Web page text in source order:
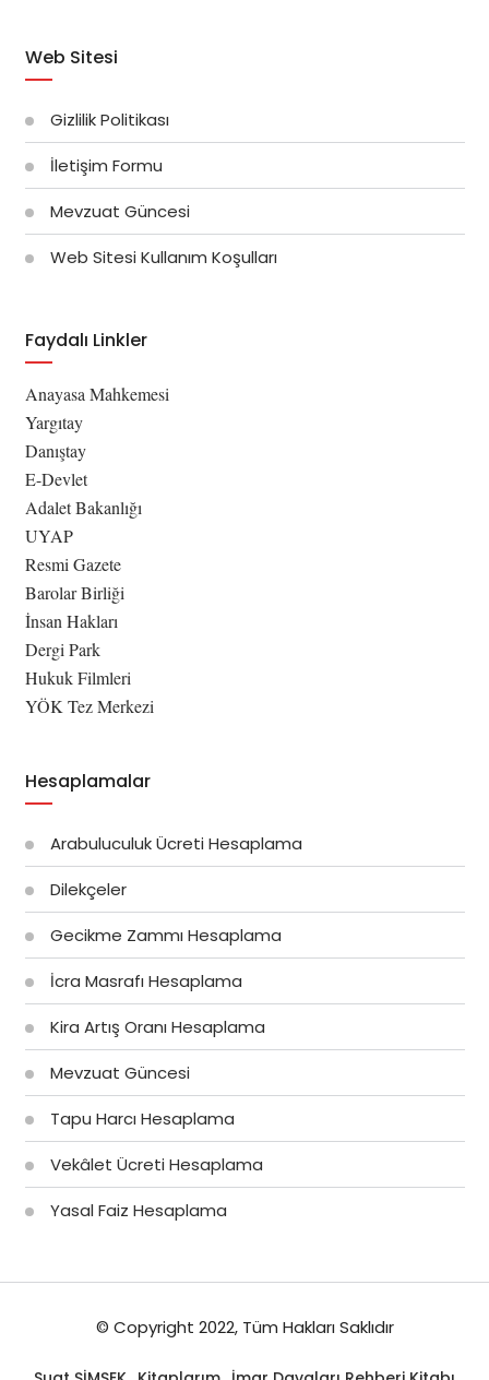
Web Sitesi
Gizlilik Politikası
İletişim Formu
Mevzuat Güncesi
Web Sitesi Kullanım Koşulları
Faydalı Linkler
Anayasa Mahkemesi
Yargıtay
Danıştay
E-Devlet
Adalet Bakanlığı
UYAP
Resmi Gazete
Barolar Birliği
İnsan Hakları
Dergi Park
Hukuk Filmleri
YÖK Tez Merkezi
Hesaplamalar
Arabuluculuk Ücreti Hesaplama
Dilekçeler
Gecikme Zammı Hesaplama
İcra Masrafı Hesaplama
Kira Artış Oranı Hesaplama
Mevzuat Güncesi
Tapu Harcı Hesaplama
Vekâlet Ücreti Hesaplama
Yasal Faiz Hesaplama
© Copyright 2022, Tüm Hakları Saklıdır